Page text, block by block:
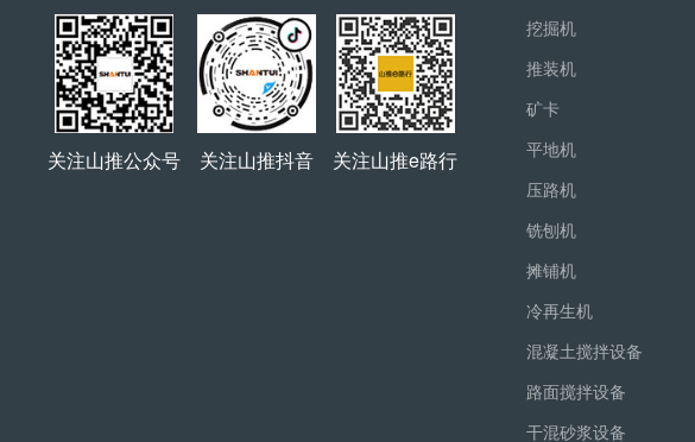
关注山推公众号 关注山推抖音 关注山推e路行
挖掘机
推装机
矿卡
平地机
压路机
铣刨机
摊铺机
冷再生机
混凝土搅拌设备
路面搅拌设备
干混砂浆设备